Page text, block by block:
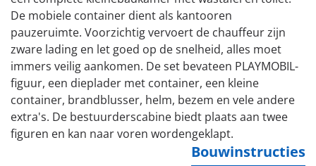
De mobiele container dient als kantooren
pauzeruimte. Voorzichtig vervoert de chauffeur zijn
zware lading en let goed op de snelheid, alles moet
immers veilig aankomen. De set bevateen PLAYMOBIL-
figuur, een dieplader met container, een kleine
container, brandblusser, helm, bezem en vele andere
extra's. De bestuurderscabine biedt plaats aan twee
figuren en kan naar voren wordengeklapt.
Bouwinstructies